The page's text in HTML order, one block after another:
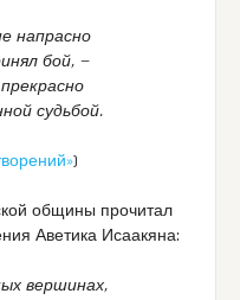
напрасно
бой, —
судьбой.
)
общины прочитал
Аветика Исаакяна:
вершинах,